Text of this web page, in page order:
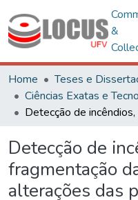
&
Home
Teses e
Detecção de
fragmentação
alterações das